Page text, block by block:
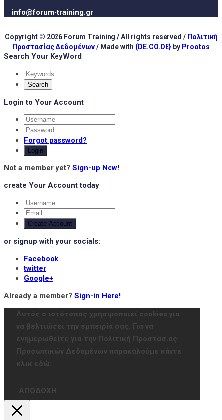
info@forum-training.gr
Copyright © 2026 Forum Training / All rights reserved / Πολιτική
Προστασίας Δεδομένων/ Made with {DE.CO.DE} by Prootos
Search Your KeyWord
Login to Your Account
Forgot password?
Login
Not a member yet? Sign-up Now!
create Your Account today
Create Account
or signup with your socials:
Facebook
twitter
Google+
Already a member? Sign-in Here!
Αυτός ο ιστότοπος χρησιμοποιεί cookies για
να βελτιώσει την εμπειρία σας. Για να
ενημερωθείτε για την Πολιτική Προστασίας
Προσωπικών Δεδομένων παρακαλούμε κάντε
κλικ εδώ:
ΑΠΟΔΟΧΗ